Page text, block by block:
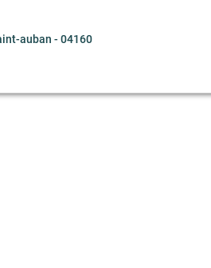
auban - 04160